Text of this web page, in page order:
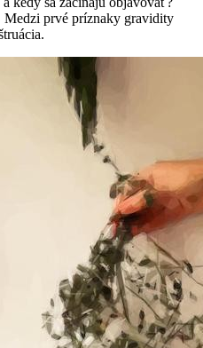
Medzi prvé príznaky gravidity